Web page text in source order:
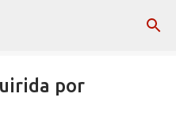
principal
por